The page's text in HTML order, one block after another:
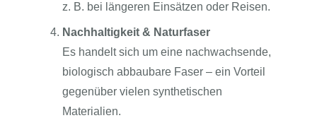
z. B. bei längeren Einsätzen oder Reisen.
Nachhaltigkeit & Naturfaser
Es handelt sich um eine nachwachsende,
biologisch abbaubare Faser – ein Vorteil
gegenüber vielen synthetischen
Materialien.